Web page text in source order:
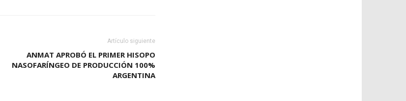
Artículo siguiente
ANMAT APROBÓ EL PRIMER HISOPO
NASOFARÍNGEO DE PRODUCCIÓN 100%
ARGENTINA